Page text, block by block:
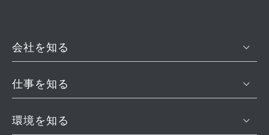
会社を知る
仕事を知る
環境を知る